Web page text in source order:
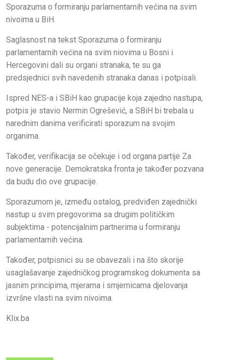
Sporazuma o formiranju parlamentarnih većina na svim
nivoima u BiH.
Saglasnost na tekst Sporazuma o formiranju
parlamentarnih većina na svim niovima u Bosni i
Hercegovini dali su organi stranaka, te su ga
predsjednici svih navedenih stranaka danas i potpisali.
Ispred NES-a i SBiH kao grupacije koja zajedno nastupa,
potpis je stavio Nermin Ogrešević, a SBiH bi trebala u
narednim danima verificirati sporazum na svojim
organima.
Također, verifikacija se očekuje i od organa partije Za
nove generacije. Demokratska fronta je također pozvana
da budu dio ove grupacije.
Sporazumom je, između ostalog, predviđen zajednički
nastup u svim pregovorima sa drugim političkim
subjektima - potencijalnim partnerima u formiranju
parlamentarnih većina.
Također, potpisnici su se obavezali i na što skorije
usaglašavanje zajedničkog programskog dokumenta sa
jasnim principima, mjerama i smjernicama djelovanja
izvršne vlasti na svim nivoima.
Klix.ba